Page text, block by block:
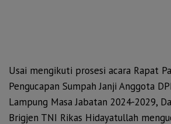
Usai mengikuti prosesi acara Rapat
Pengucapan Sumpah Janji Anggota
Lampung Masa Jabatan 2024-2029,
Brigjen TNI Rikas Hidayatullah